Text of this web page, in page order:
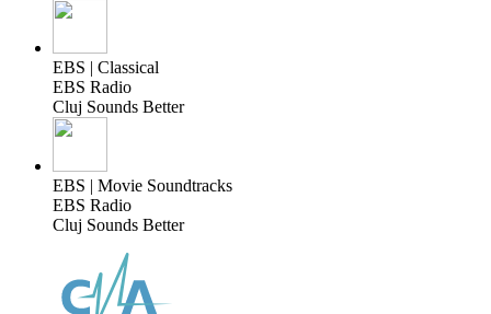
EBS | Classical
EBS Radio
Cluj Sounds Better
EBS | Movie Soundtracks
EBS Radio
Cluj Sounds Better